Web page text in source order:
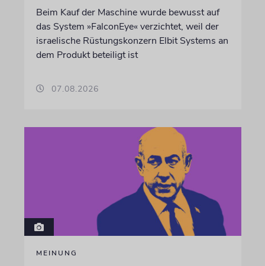
Beim Kauf der Maschine wurde bewusst auf
das System »FalconEye« verzichtet, weil der
israelische Rüstungskonzern Elbit Systems an
dem Produkt beteiligt ist
07.08.2026
MEINUNG